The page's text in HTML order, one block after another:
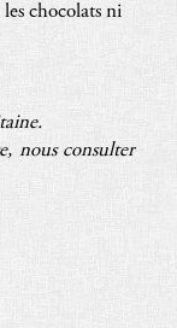
chocolats ni
nous consulter